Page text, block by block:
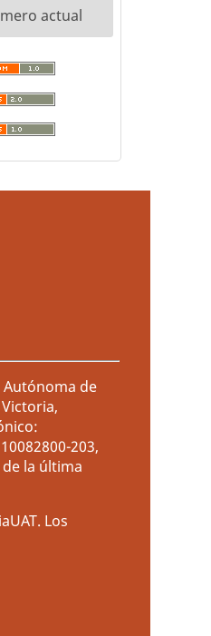
actual
de
203,
la última
Los